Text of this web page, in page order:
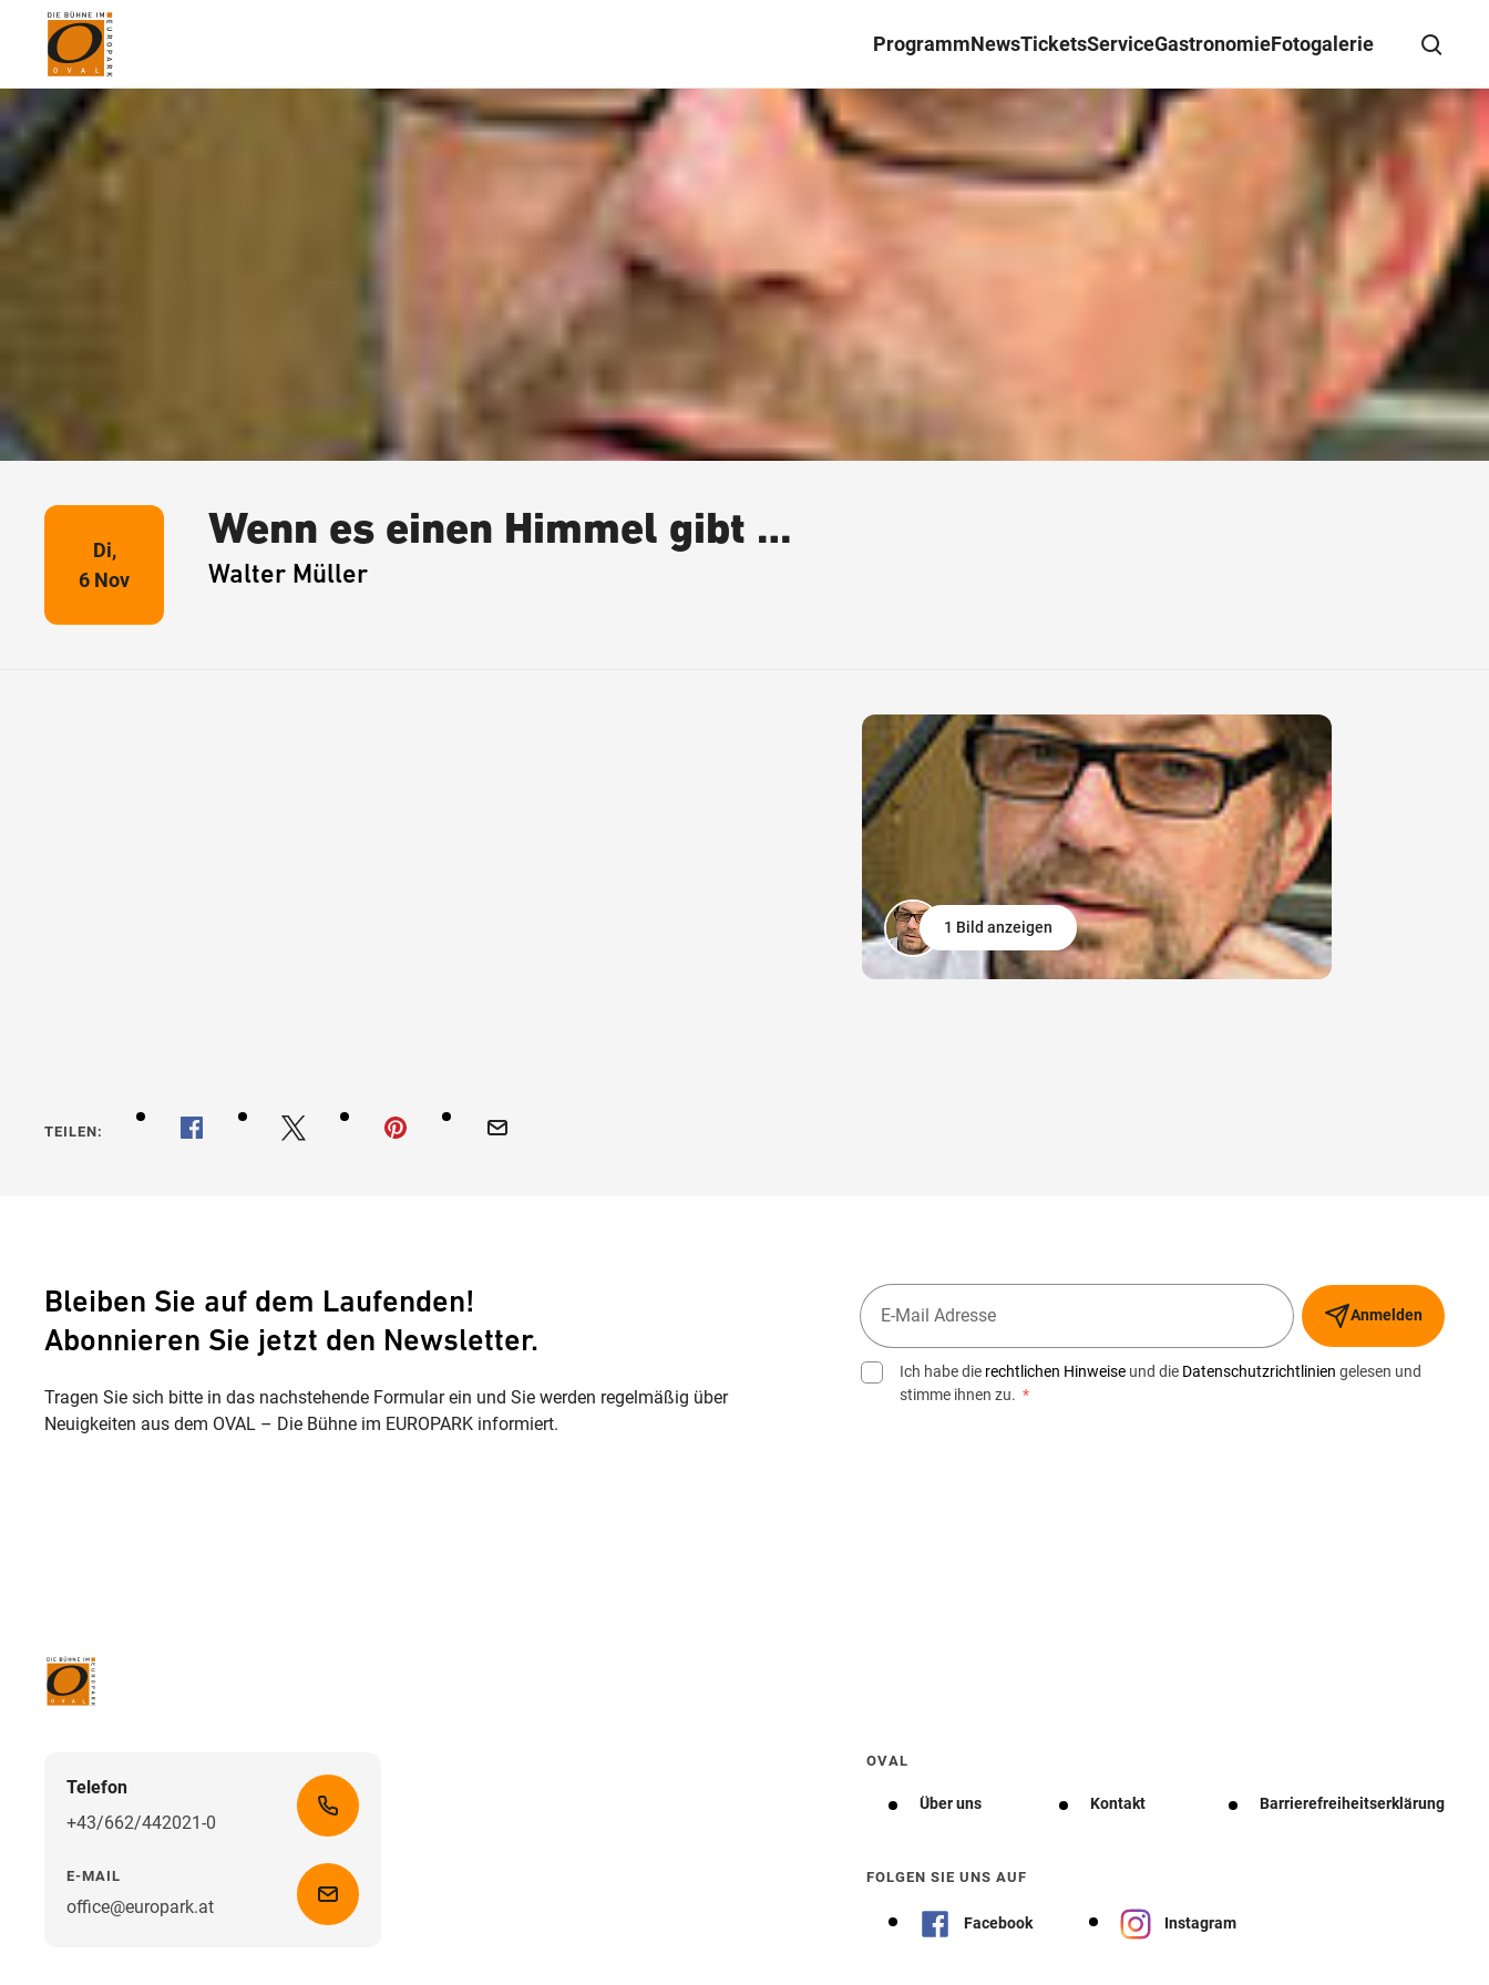
ProgrammNewsTicketsServiceGastronomieFotogalerie
Suche schließen
Wegbeschreibung erhalten
Di,
6 Nov
Wenn es einen Himmel gibt …
Walter Müller
1 Bild anzeigen
TEILEN:
Bleiben Sie auf dem Laufenden!
Abonnieren Sie jetzt den Newsletter.
Tragen Sie sich bitte in das nachstehende Formular ein und Sie werden regelmäßig über
Neuigkeiten aus dem OVAL – Die Bühne im EUROPARK informiert.
Anmelden
Ich habe die rechtlichen Hinweise und die Datenschutzrichtlinien gelesen und
stimme ihnen zu. *
Telefon
+43/662/442021-0
E-MAIL
office@europark.at
OVAL
Über uns Kontakt Barrierefreiheitserklärung
FOLGEN SIE UNS AUF
Facebook Instagram